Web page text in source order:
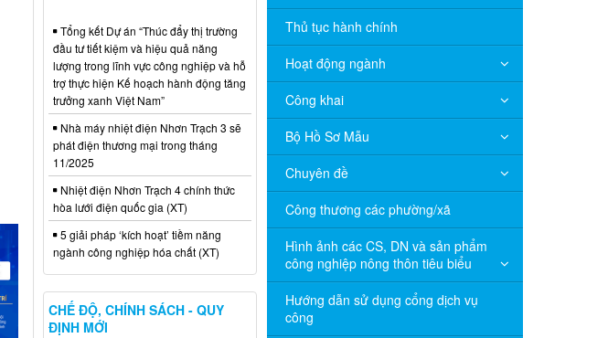
Thủ tục hành chính
Hoạt động ngành
Công khai
Bộ Hồ Sơ Mẫu
Chuyên đề
Công thương các phường/xã
Hình ảnh các CS, DN và sản phẩm
công nghiệp nông thôn tiêu biểu
Hướng dẫn sử dụng cổng dịch vụ
công
Tổng kết Dự án “Thúc đẩy thị trường
đầu tư tiết kiệm và hiệu quả năng
lượng trong lĩnh vực công nghiệp và hỗ
trợ thực hiện Kế hoạch hành động tăng
trưởng xanh Việt Nam”
Nhà máy nhiệt điện Nhơn Trạch 3 sẽ
phát điện thương mại trong tháng
11/2025
Nhiệt điện Nhơn Trạch 4 chính thức
hòa lưới điện quốc gia (XT)
5 giải pháp ‘kích hoạt’ tiềm năng
ngành công nghiệp hóa chất (XT)
CHẾ ĐỘ, CHÍNH SÁCH - QUY
ĐỊNH MỚI